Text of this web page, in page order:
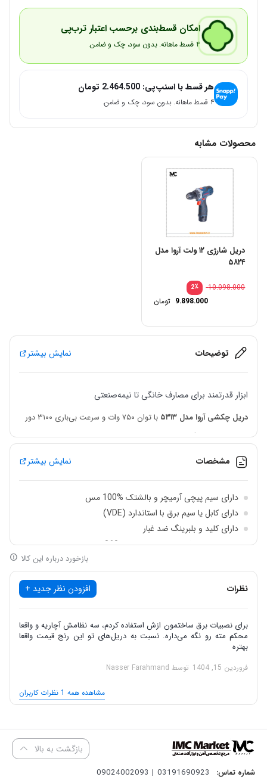
امکان قسط‌بندی برحسب اعتبار ترب‌پی
۴ قسط ماهانه. بدون سود، چک و ضامن.
هر قسط با اسنپ‌پی: 2.464.500 تومان
۴ قسط ماهانه. بدون سود، چک و ضامن.
محصولات مشابه
دریل شارژی ۱۲ ولت آروا مدل
۵۸۲۴
٪2
10.098.000
9.898.000 تومان
توضیحات نمایش بیشتر
ابزار قدرتمند برای مصارف خانگی تا نیمه‌صنعتی
دریل چکشی آروا مدل ۵۳۱۳
با توان ۷۵۰ وات و سرعت بی‌باری ۳۱۰۰ دور
بر دقیقه، یکی از گزینه‌های توانمند در بین ابزارهای سوراخ‌کاری برای چوب،
فلز و بتن به‌شمار می‌رود. طراحی آن به گونه‌ای انجام شده که پاسخ‌گوی
قدرت موتور با سیم‌پیچی تمام‌مس
این مدل مجهز به آرمیچر و بالشتک ۱۰۰٪ مسی
حرارت بالا، رسانایی الکتریکی بهتری ایجاد کرده و عملکرد موتور را ارتقا
افزایش طول عمر دستگاهو
جهت جلوگیری از خرابی ناشی از ورود گرد و غبار هنگام سوراخ‌کاری، در
ساخت این دریل از بلبرینگ‌ها و کلیدهای ضد غباراستفاده شده است.
ظرفیت سوراخ‌کاری متناسب با کاربردهای مختلف
مشخصات نمایش بیشتر
دارای سیم پیچی آرمیچر و بالشتک %100 مس
دارای کابل یا سیم برق با استاندارد (VDE)
دارای کلید و بلبرینگ ضد غبار
دارای دسته کمکی با قابلیت چرخش 360 درجه
دارای کلید پاور دیمردار
بازخورد درباره این کالا
نظرات افزودن نظر جدید +
توسط Nasser Farahmand فروردین 15, 1404
برای نصبیات برق ساختمون ازش استفاده کردم، سه نظامش آچاریه و واقعا
محکم مته رو نگه می‌داره. نسبت به دریل‌های تو این رنج قیمت واقعا
بهتره
مشاهده همه 1 نظرات کاربران
بازگشت به بالا
شماره تماس: 03191690923 | 09024002093